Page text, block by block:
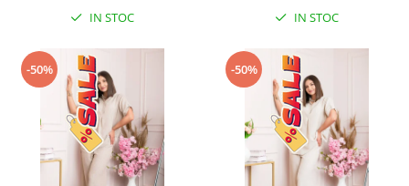
IN STOC IN STOC
-50% -50%